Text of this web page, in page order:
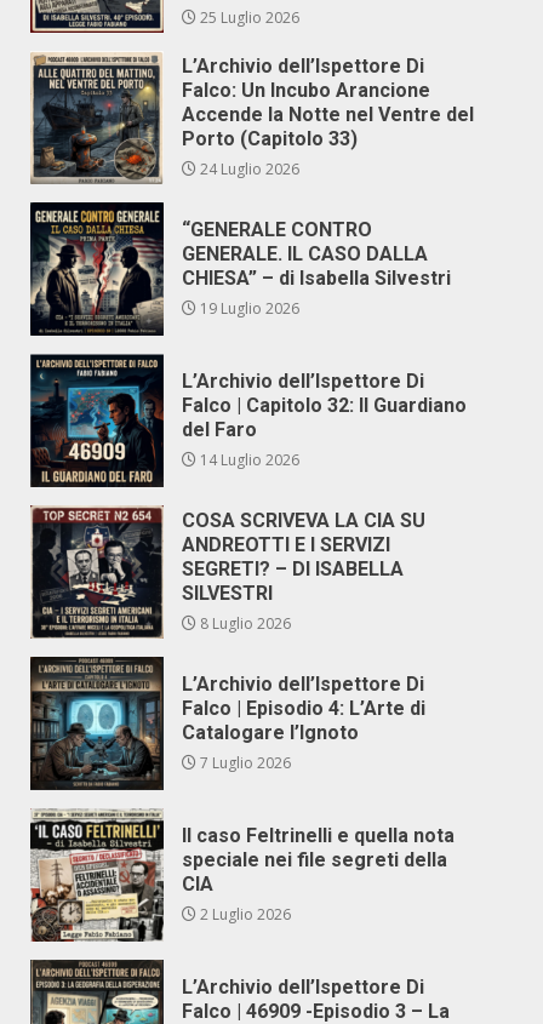
25 Luglio 2026
L’Archivio dell’Ispettore Di
Falco: Un Incubo Arancione
Accende la Notte nel Ventre del
Porto (Capitolo 33)
24 Luglio 2026
“GENERALE CONTRO
GENERALE. IL CASO DALLA
CHIESA” – di Isabella Silvestri
19 Luglio 2026
L’Archivio dell’Ispettore Di
Falco | Capitolo 32: Il Guardiano
del Faro
14 Luglio 2026
COSA SCRIVEVA LA CIA SU
ANDREOTTI E I SERVIZI
SEGRETI? – DI ISABELLA
SILVESTRI
8 Luglio 2026
L’Archivio dell’Ispettore Di
Falco | Episodio 4: L’Arte di
Catalogare l’Ignoto
7 Luglio 2026
Il caso Feltrinelli e quella nota
speciale nei file segreti della
CIA
2 Luglio 2026
L’Archivio dell’Ispettore Di
Falco | 46909 -Episodio 3 – La